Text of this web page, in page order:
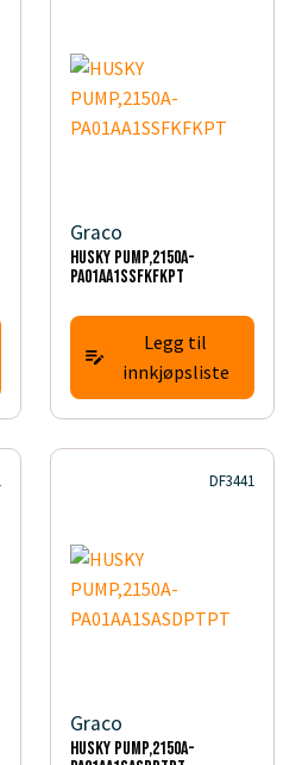
Graco
HUSKY PUMP,2150A-
PA01AA1SSFKFKPT
Legg til
innkjøpsliste
DF3441
Graco
HUSKY PUMP,2150A-